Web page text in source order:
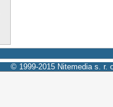
© 1999-2015 Nitemedia s. r.